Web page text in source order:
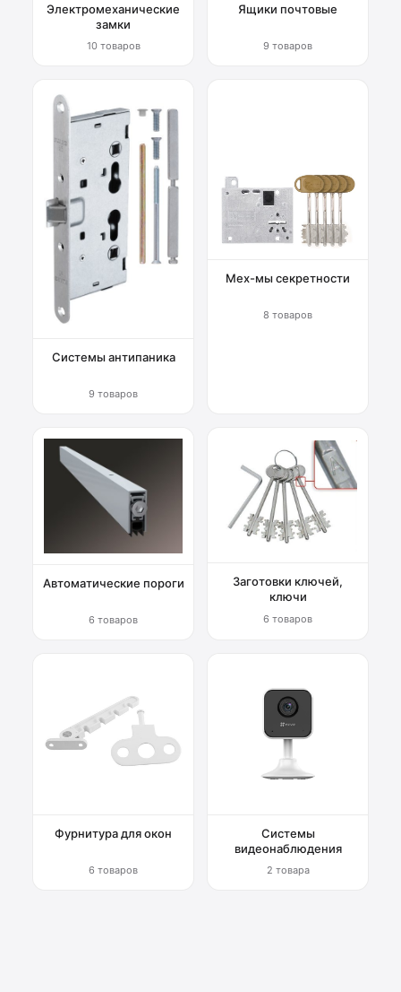
Электромеханические
замки
10 товаров
Ящики почтовые
9 товаров
Системы антипаника
9 товаров
Мех-мы секретности
8 товаров
Автоматические пороги
6 товаров
Заготовки ключей,
ключи
6 товаров
Фурнитура для окон
6 товаров
Системы
видеонаблюдения
2 товара